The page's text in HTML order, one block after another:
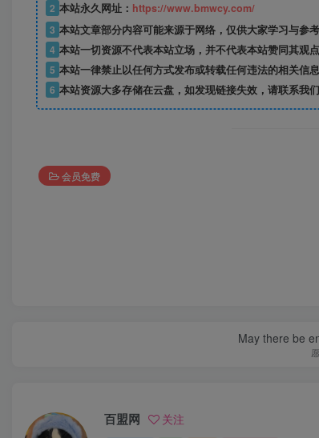
2 本站永久网址： https://www.bmwcy.com/
3 本站文章部分内容可能来源于网络，仅供大家学习与参
4 本站一切资源不代表本站立场，并不代表本站赞同其观
5 本站一律禁止以任何方式发布或转载任何违法的相关信
6 本站资源大多存储在云盘，如发现链接失效，请联系我
会员免费
May there be
百盟网 关注